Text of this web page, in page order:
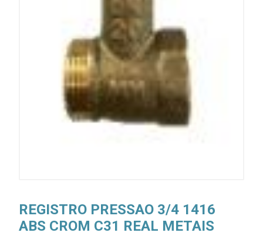
REGISTRO PRESSAO 3/4 1416
ABS CROM C31 REAL METAIS